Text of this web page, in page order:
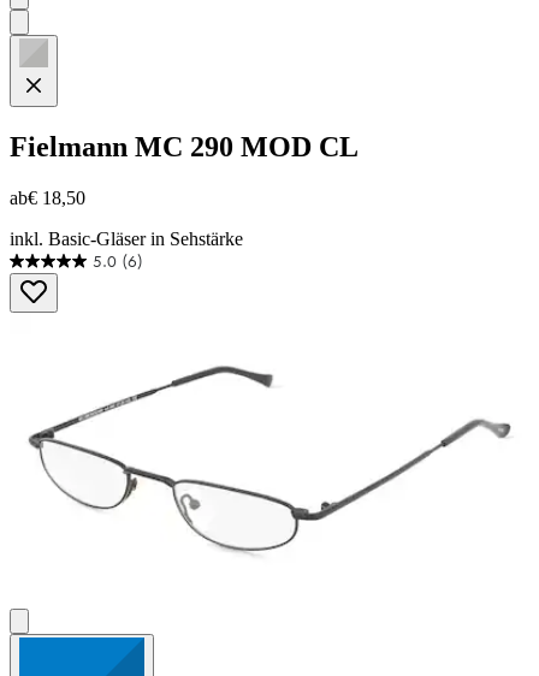
Fielmann MC 290 MOD CL
ab€ 18,50
inkl. Basic-Gläser in Sehstärke
5.0 (6)
5.0
von
5